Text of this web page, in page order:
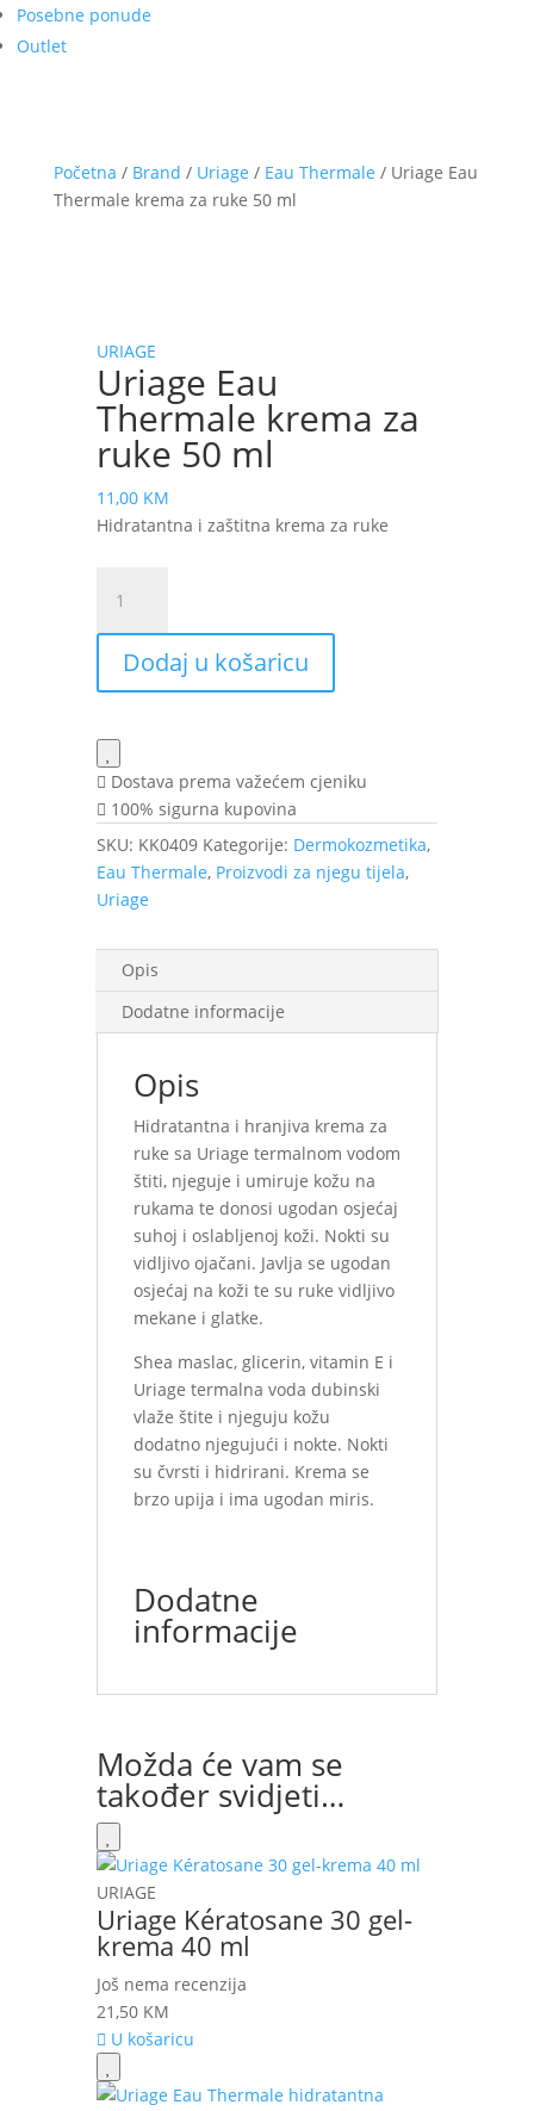
Posebne ponude
Outlet
Početna / Brand / Uriage / Eau Thermale / Uriage Eau
Thermale krema za ruke 50 ml
URIAGE
Uriage Eau
Thermale krema za
ruke 50 ml
11,00 KM
Hidratantna i zaštitna krema za ruke
Eau
Thermale
krema
za
50
ml
količina
Dodaj u košaricu
Dostava prema važećem cjeniku
100% sigurna kupovina
SKU: KK0409 Kategorije: Dermokozmetika,
Eau Thermale, Proizvodi za njegu tijela,
Uriage
Opis
Dodatne informacije
Opis
Hidratantna i hranjiva krema za
ruke sa Uriage termalnom vodom
štiti, njeguje i umiruje kožu na
rukama te donosi ugodan osjećaj
suhoj i oslabljenoj koži. Nokti su
vidljivo ojačani. Javlja se ugodan
osjećaj na koži te su ruke vidljivo
mekane i glatke.
Shea maslac, glicerin, vitamin E i
Uriage termalna voda dubinski
vlaže štite i njeguju kožu
dodatno njegujući i nokte. Nokti
su čvrsti i hidrirani. Krema se
brzo upija i ima ugodan miris.
Dodatne
informacije
Možda će vam se
također svidjeti…
URIAGE
Uriage Kératosane 30 gel-
krema 40 ml
Još nema recenzija
21,50 KM
U košaricu